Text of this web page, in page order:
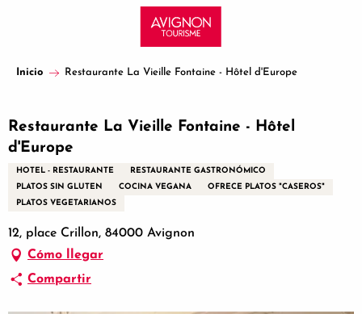
principal
Inicio Restaurante La Vieille Fontaine - Hôtel d'Europe
Restaurante La Vieille Fontaine - Hôtel
d'Europe
HOTEL - RESTAURANTE
RESTAURANTE GASTRONÓMICO
PLATOS SIN GLUTEN
COCINA VEGANA
OFRECE PLATOS "CASEROS"
PLATOS VEGETARIANOS
12, place Crillon, 84000 Avignon
Cómo llegar
Compartir